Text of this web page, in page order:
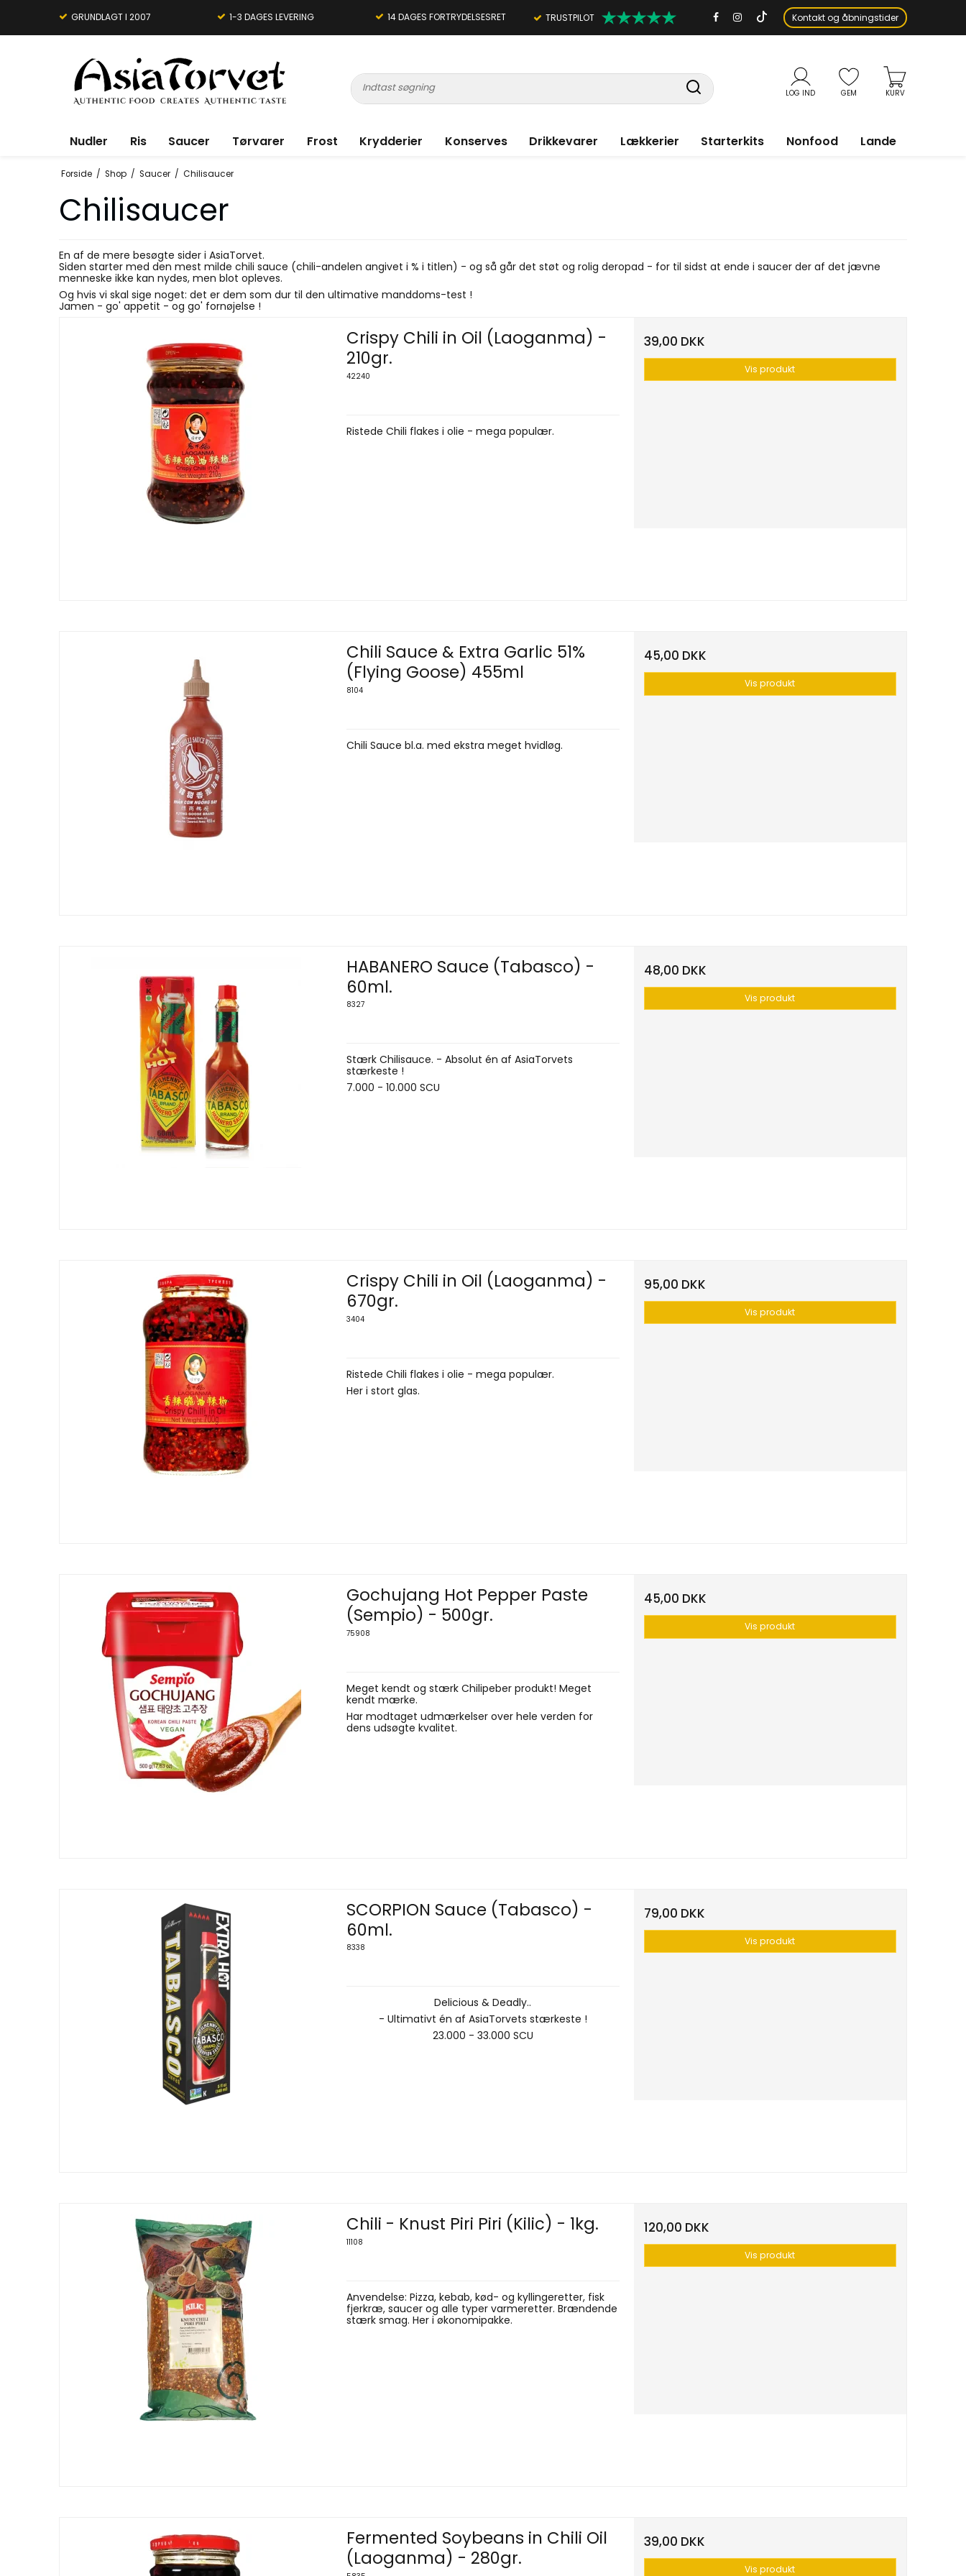
GRUNDLAGT I 2007 1-3 DAGES LEVERING 14 DAGES FORTRYDELSESRET TRUSTPILOT Kontakt og åbningstider
LOG IND GEM KURV
Nudler Ris Saucer Tørvarer Frost Krydderier Konserves Drikkevarer Lækkerier Starterkits Nonfood Lande
Forside / Shop / Saucer / Chilisaucer
Chilisaucer
En af de mere besøgte sider i AsiaTorvet.
Siden starter med den mest milde chili sauce (chili-andelen angivet i % i titlen) - og så går det støt og rolig deropad - for til sidst at ende i saucer der af det jævne
menneske ikke kan nydes, men blot opleves.
Og hvis vi skal sige noget: det er dem som dur til den ultimative manddoms-test !
Jamen - go' appetit - og go' fornøjelse !
Crispy Chili in Oil (Laoganma) -
210gr.
42240
Ristede Chili flakes i olie - mega populær.
39,00 DKK
Vis produkt
Chili Sauce & Extra Garlic 51%
(Flying Goose) 455ml
8104
Chili Sauce bl.a. med ekstra meget hvidløg.
45,00 DKK
Vis produkt
HABANERO Sauce (Tabasco) -
60ml.
8327
Stærk Chilisauce. - Absolut én af AsiaTorvets
stærkeste !
7.000 - 10.000 SCU
48,00 DKK
Vis produkt
Crispy Chili in Oil (Laoganma) -
670gr.
3404
Ristede Chili flakes i olie - mega populær.
Her i stort glas.
95,00 DKK
Vis produkt
Gochujang Hot Pepper Paste
(Sempio) - 500gr.
75908
Meget kendt og stærk Chilipeber produkt! Meget
kendt mærke.
Har modtaget udmærkelser over hele verden for
dens udsøgte kvalitet.
45,00 DKK
Vis produkt
SCORPION Sauce (Tabasco) -
60ml.
8338
Delicious & Deadly..
- Ultimativt én af AsiaTorvets stærkeste !
23.000 - 33.000 SCU
79,00 DKK
Vis produkt
Chili - Knust Piri Piri (Kilic) - 1kg.
11108
Anvendelse: Pizza, kebab, kød- og kyllingeretter, fisk
fjerkræ, saucer og alle typer varmeretter. Brændende
stærk smag. Her i økonomipakke.
120,00 DKK
Vis produkt
Fermented Soybeans in Chili Oil
(Laoganma) - 280gr.
39,00 DKK
Vis produkt